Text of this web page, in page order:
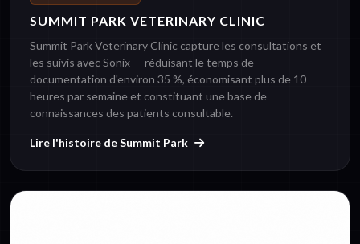
SUMMIT PARK VETERINARY CLINIC
Summit Park Veterinary Clinic capture les consultations et
les suivis avec Sonix — réduisant le temps de
documentation d'environ 35 %, économisant plus de 10
heures par semaine et constituant une base de
connaissances des patients consultable.
Lire l'histoire de Summit Park